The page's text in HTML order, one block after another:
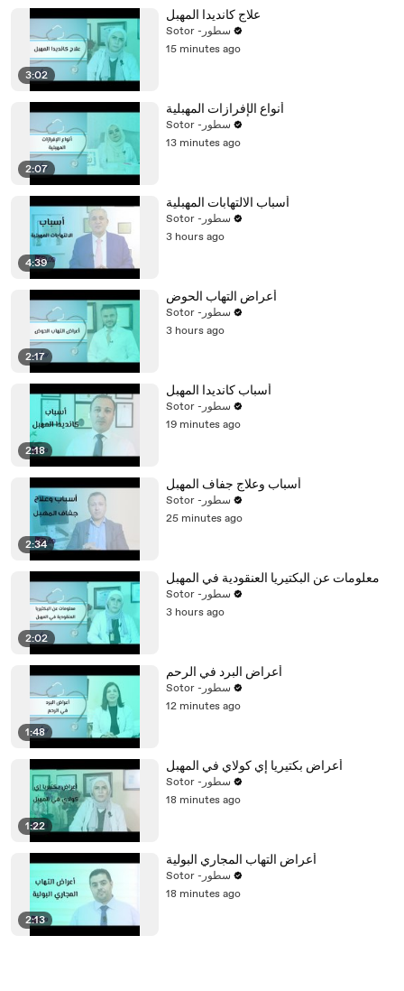
3:02
علاج كانديدا المهبل
Sotor -سطور
15 minutes ago
2:07
أنواع الإفرازات المهبلية
Sotor -سطور
13 minutes ago
4:39
أسباب الالتهابات المهبلية
Sotor -سطور
3 hours ago
2:17
أعراض التهاب الحوض
Sotor -سطور
3 hours ago
2:18
أسباب كانديدا المهبل
Sotor -سطور
19 minutes ago
2:34
أسباب وعلاج جفاف المهبل
Sotor -سطور
25 minutes ago
2:02
معلومات عن البكتيريا العنقودية في المهبل
Sotor -سطور
3 hours ago
1:48
أعراض البرد في الرحم
Sotor -سطور
12 minutes ago
1:22
أعراض بكتيريا إي كولاي في المهبل
Sotor -سطور
18 minutes ago
2:13
أعراض التهاب المجاري البولية
Sotor -سطور
18 minutes ago